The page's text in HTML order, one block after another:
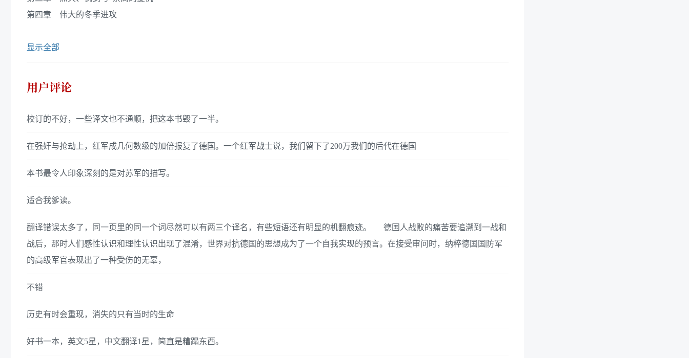
第四章 伟大的冬季进攻
显示全部
用户评论
校订的不好，一些译文也不通顺，把这本书毁了一半。
在强奸与抢劫上，红军成几何数级的加倍报复了德国。一个红军战士说，我们留下了200万我们的后代在德国
本书最令人印象深刻的是对苏军的描写。
适合我爹读。
翻译错误太多了，同一页里的同一个词尽然可以有两三个译名，有些短语还有明显的机翻痕迹。 德国人战败的痛苦要追溯到一战和
战后，那时人们感性认识和理性认识出现了混淆，世界对抗德国的思想成为了一个自我实现的预言。在接受审问时，纳粹德国国防军
的高级军官表现出了一种受伤的无辜，
不错
历史有时会重现，消失的只有当时的生命
好书一本，英文5星，中文翻译1星，简直是糟蹋东西。